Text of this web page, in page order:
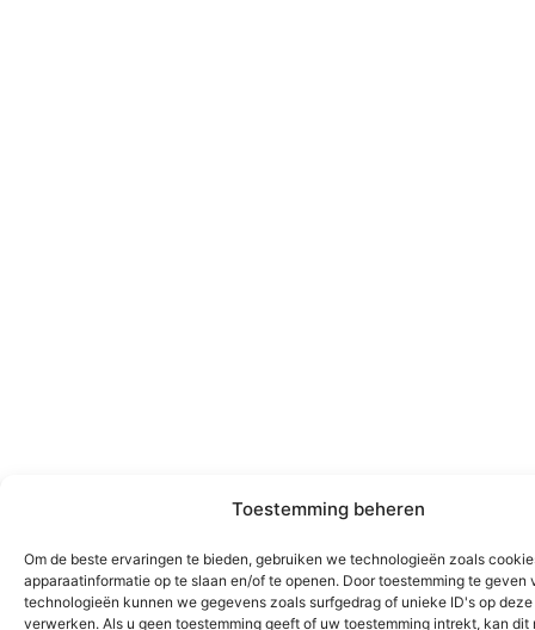
Toestemming beheren
Om de beste ervaringen te bieden, gebruiken we technologieën zoals
apparaatinformatie op te slaan en/of te openen. Door toestemming te geven
technologieën kunnen we gegevens zoals surfgedrag of unieke ID's op
verwerken. Als u geen toestemming geeft of uw toestemming intrekt, kan dit